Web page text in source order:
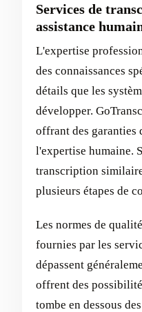
Services de
assistance
L'expertise
des connaissances
détails que les
développer.
offrant des garanties
l'expertise humaine.
transcription
plusieurs étapes de
Les normes de
fournies par les
dépassent
offrent des
tombe en dessous